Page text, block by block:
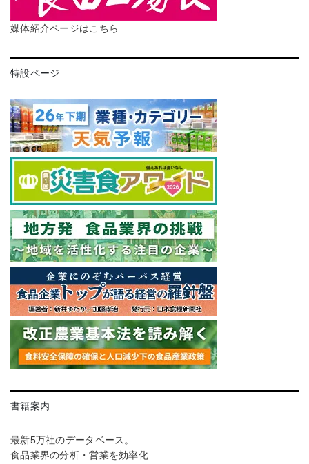
媒体紹介ページはこちら
特設ページ
書籍案内
最新5万社のデータベース。
食品業界の分析・営業を効率化